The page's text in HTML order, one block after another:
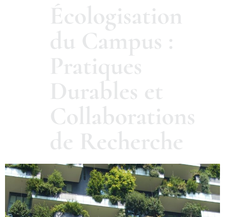
Écologisation
du Campus :
Pratiques
Durables et
Collaborations
de Recherche